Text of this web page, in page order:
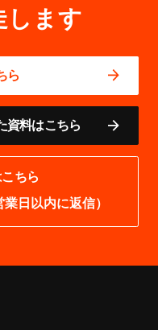
ら
資料はこちら
ちら
日以内に返信）